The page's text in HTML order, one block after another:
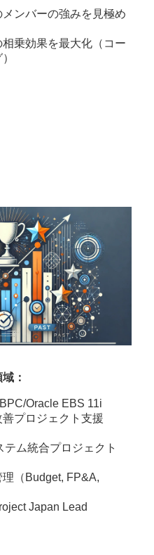
メンバーの強みを見極め
相乗効果を最大化（コー
：
Oracle EBS 11i
善プロジェクト支援
テム統合プロジェクト
理（Budget, FP&A,
Japan Lead